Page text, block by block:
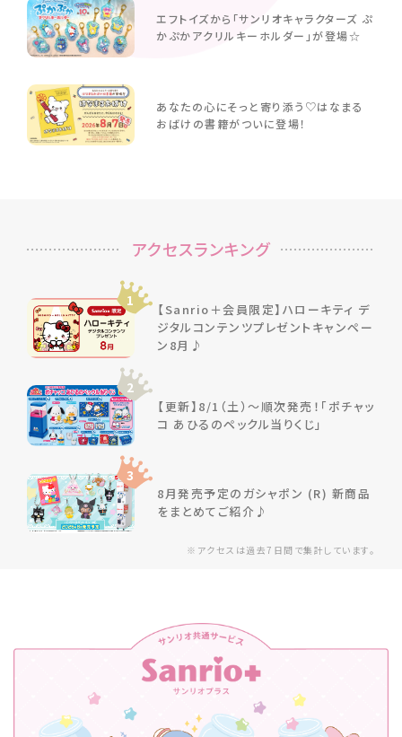
エフトイズから「サンリオキャラクターズ ぷ
かぷかアクリルキーホルダー」が登場☆
あなたの心にそっと寄り添う♡はなまる
おばけの書籍がついに登場！
※アクセスは過去7日間で集計しています。
アクセスランキング
1
【Sanrio＋会員限定】ハローキティ デ
ジタルコンテンツプレゼントキャンペー
ン8月♪
2
【更新】8/1（土）～順次発売！「ポチャッ
コ あひるのペックル当りくじ」
3
8月発売予定のガシャポン (R) 新商品
をまとめてご紹介♪